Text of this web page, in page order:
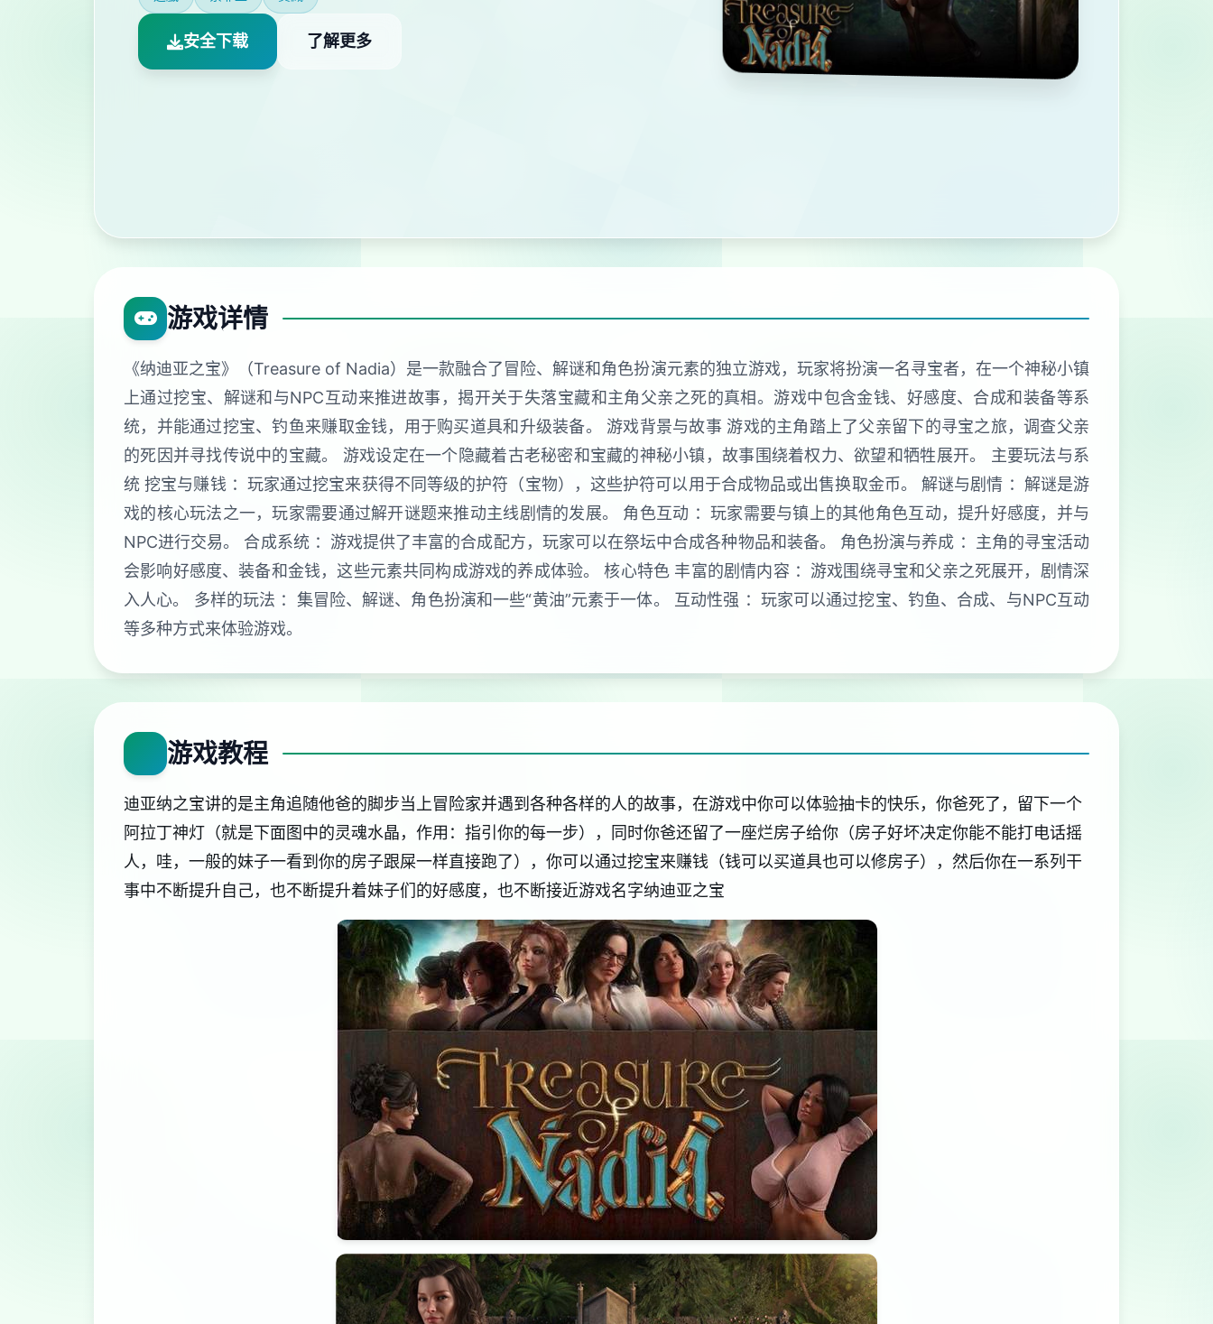
安全下载 了解更多
游戏详情
《纳迪亚之宝》（Treasure of Nadia）是一款融合了冒险、解谜和角色扮演元素的独立游戏，玩家将扮演一名寻宝者，在一个神秘小镇
上通过挖宝、解谜和与NPC互动来推进故事，揭开关于失落宝藏和主角父亲之死的真相。游戏中包含金钱、好感度、合成和装备等系
统，并能通过挖宝、钓鱼来赚取金钱，用于购买道具和升级装备。 游戏背景与故事 游戏的主角踏上了父亲留下的寻宝之旅，调查父亲
的死因并寻找传说中的宝藏。 游戏设定在一个隐藏着古老秘密和宝藏的神秘小镇，故事围绕着权力、欲望和牺牲展开。 主要玩法与系
统 挖宝与赚钱 ：玩家通过挖宝来获得不同等级的护符（宝物），这些护符可以用于合成物品或出售换取金币。 解谜与剧情 ：解谜是游
戏的核心玩法之一，玩家需要通过解开谜题来推动主线剧情的发展。 角色互动 ：玩家需要与镇上的其他角色互动，提升好感度，并与
NPC进行交易。 合成系统 ：游戏提供了丰富的合成配方，玩家可以在祭坛中合成各种物品和装备。 角色扮演与养成 ：主角的寻宝活动
会影响好感度、装备和金钱，这些元素共同构成游戏的养成体验。 核心特色 丰富的剧情内容 ：游戏围绕寻宝和父亲之死展开，剧情深
入人心。 多样的玩法 ：集冒险、解谜、角色扮演和一些“黄油”元素于一体。 互动性强 ：玩家可以通过挖宝、钓鱼、合成、与NPC互动
等多种方式来体验游戏。
游戏教程
迪亚纳之宝讲的是主角追随他爸的脚步当上冒险家并遇到各种各样的人的故事，在游戏中你可以体验抽卡的快乐，你爸死了，留下一个
阿拉丁神灯（就是下面图中的灵魂水晶，作用：指引你的每一步），同时你爸还留了一座烂房子给你（房子好坏决定你能不能打电话摇
人，哇，一般的妹子一看到你的房子跟屎一样直接跑了），你可以通过挖宝来赚钱（钱可以买道具也可以修房子），然后你在一系列干
事中不断提升自己，也不断提升着妹子们的好感度，也不断接近游戏名字纳迪亚之宝